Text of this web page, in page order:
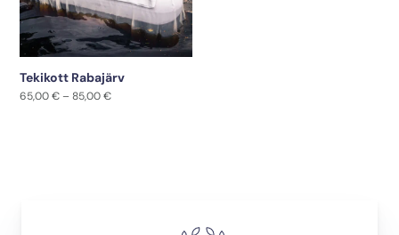
Tekikott Rabajärv
65,00€ – 85,00€Hinnavahemik: